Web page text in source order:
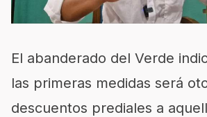
El abanderado del Verde
las primeras medidas será
descuentos prediales a